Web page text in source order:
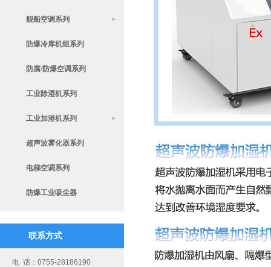
舰船空调系列 >
防爆冷库机组系列
防腐/防爆空调系列
工业除湿机系列
工业加湿机系列 >
超声波雾化器系列
电梯空调系列
防爆工业吸尘器
联系方式
电 话：0755-28186190